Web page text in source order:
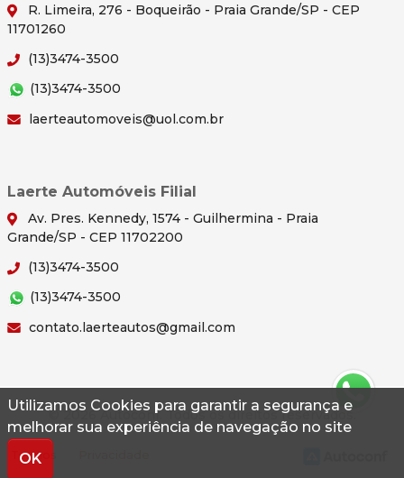
Utilizamos Cookies para garantir a segurança e
melhorar sua experiência de navegação no site
OK
R. Limeira, 276 - Boqueirão - Praia Grande/SP - CEP
11701260
(13)3474-3500
(13)3474-3500
laerteautomoveis@uol.com.br
Laerte Automóveis Filial
Av. Pres. Kennedy, 1574 - Guilhermina - Praia
Grande/SP - CEP 11702200
(13)3474-3500
(13)3474-3500
contato.laerteautos@gmail.com
© 2026 Autoconf. Todos os direitos reservados.
Termos